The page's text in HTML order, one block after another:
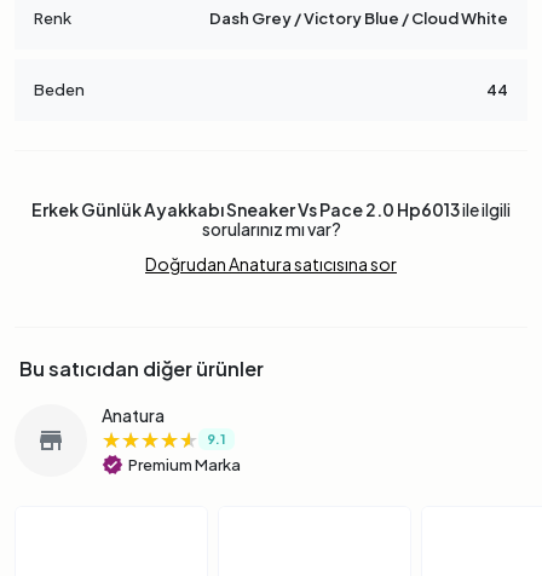
Renk Dash Grey / Victory Blue / Cloud White
Beden 44
Erkek Günlük Ayakkabı Sneaker Vs Pace 2.0 Hp6013ile ilgili
sorularınız mı var?
Doğrudan Anatura satıcısına sor
Bu satıcıdan diğer ürünler
store
Anatura
★★★★★
★★★★★
★★★★★ 9.1
verified Premium Marka